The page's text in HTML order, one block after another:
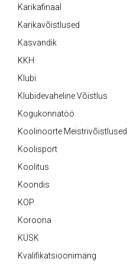
Karikafinaal
Karikavõistlused
Kasvandik
KKH
Klubi
Klubidevaheline Võistlus
Kogukonnatöö
Koolinoorte Meistrivõistlused
Koolisport
Koolitus
Koondis
KOP
Koroona
KÜSK
Kvalifikatsioonimäng